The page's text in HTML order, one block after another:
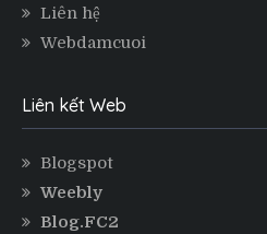
Liên hệ
Webdamcuoi
Liên kết Web
Blogspot
Weebly
Blog.FC2